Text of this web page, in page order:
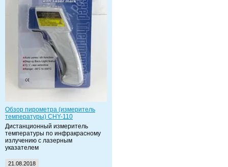
Обзор пирометра (измеритель
температуры) CHY-110
Дистанционный измеритель
температуры по инфракрасному
излучению с лазерным
указателем
21.08.2018